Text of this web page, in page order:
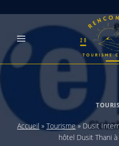
content
Accueil » Tourisme»Dusit
hôtel Dusit Thani à